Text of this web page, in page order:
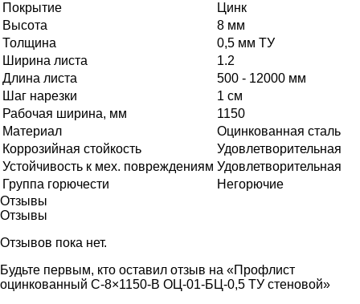
Покрытие
Цинк
Высота
8 мм
Толщина
0,5 мм ТУ
Ширина листа
1.2
Длина листа
500 - 12000 мм
Шаг нарезки
1 см
Рабочая ширина, мм
1150
Материал
Оцинкованная сталь
Коррозийная стойкость
Удовлетворительная
Устойчивость к мех. повреждениям Удовлетворительная
Группа горючести
Негорючие
Отзывы
Отзывы
Отзывов пока нет.
Будьте первым, кто оставил отзыв на «Профлист
оцинкованный С-8×1150-B ОЦ-01-БЦ-0,5 ТУ стеновой»